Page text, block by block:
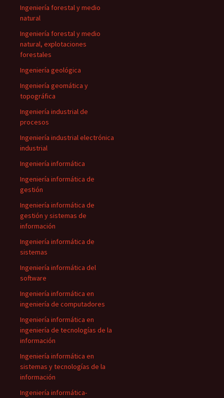
Ingeniería forestal y medio
natural
Ingeniería forestal y medio
natural, explotaciones
forestales
Ingeniería geológica
Ingeniería geomática y
topográfica
Ingeniería industrial de
procesos
Ingeniería industrial electrónica
industrial
Ingeniería informática
Ingeniería informática de
gestión
Ingeniería informática de
gestión y sistemas de
información
Ingeniería informática de
sistemas
Ingeniería informática del
software
Ingeniería informática en
ingeniería de computadores
Ingeniería informática en
ingeniería de tecnologías de la
información
Ingeniería informática en
sistemas y tecnologías de la
información
Ingeniería informática-